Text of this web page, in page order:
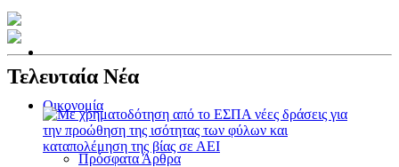
Οικονομία
Πρόσφατα Άρθρα
Τελευταία Νέα